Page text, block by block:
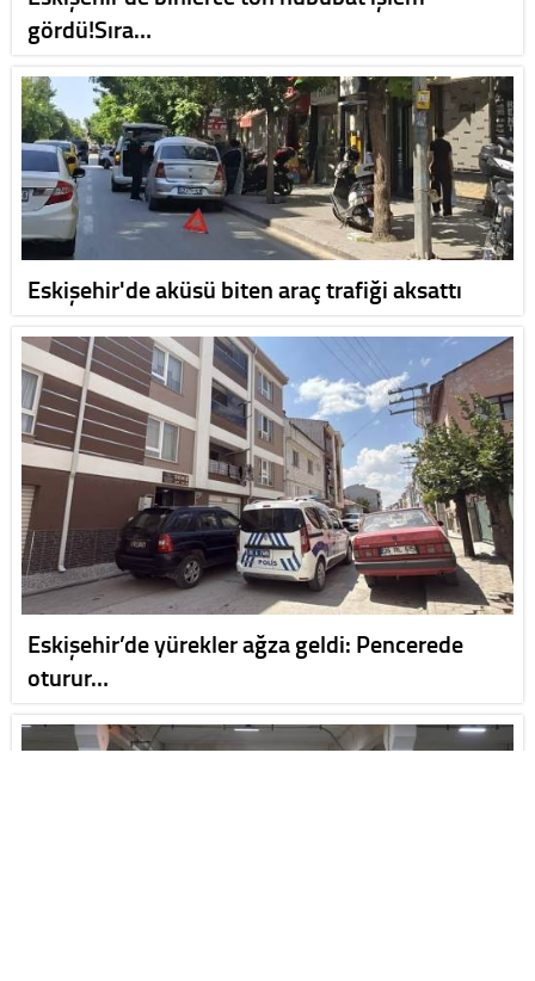
gördü!Sıra…
Eskişehir'de aküsü biten araç trafiği aksattı
Eskişehir’de yürekler ağza geldi: Pencerede
oturur…